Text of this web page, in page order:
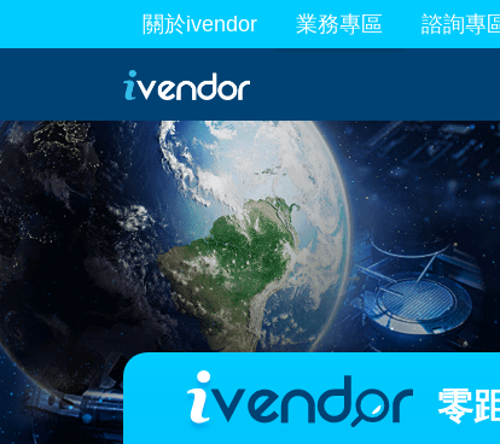
關於ivendor 業務專區
最新業務 諮詢專
零